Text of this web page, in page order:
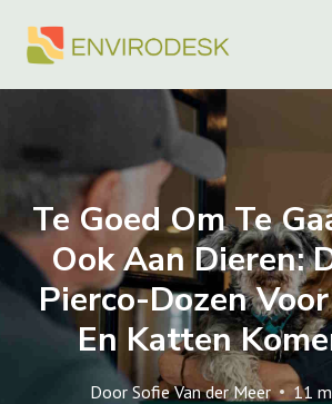
naar
Te Goed Om Te
Ook Aan Dieren:
Pierco-Dozen
En Katten
DoorSofie Van der Meer 11